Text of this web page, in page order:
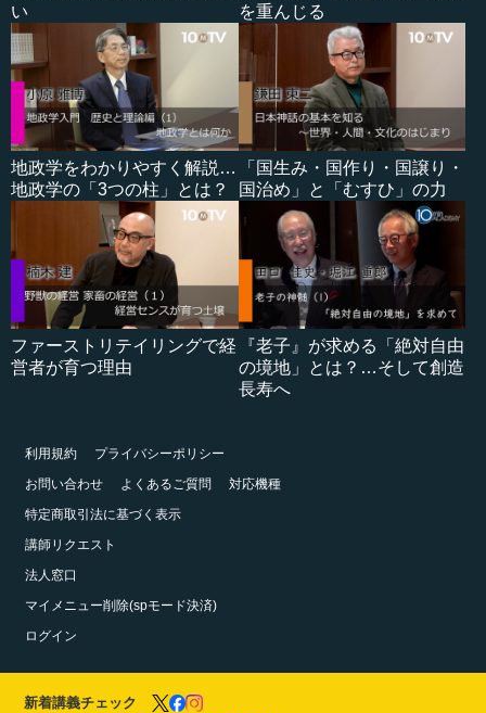
い
を重んじる
地政学をわかりやすく解説…
地政学の「3つの柱」とは？
「国生み・国作り・国譲り・
国治め」と「むすひ」の力
ファーストリテイリングで経
営者が育つ理由
『老子』が求める「絶対自由
の境地」とは？…そして創造
長寿へ
利用規約
プライバシーポリシー
お問い合わせ
よくあるご質問
対応機種
特定商取引法に基づく表示
講師リクエスト
法人窓口
マイメニュー削除(spモード決済)
ログイン
新着講義チェック